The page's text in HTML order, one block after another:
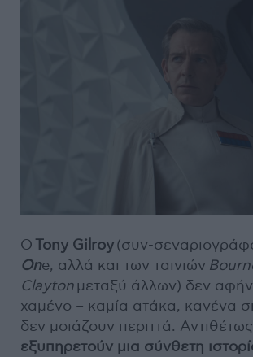
Ο Tony Gilroy(συν-
One, αλλά και των ταινιών
Claytonμεταξύ άλλων) δεν
χαμένο – καμία ατάκα, κανένα
δεν μοιάζουν περιττά.
εξυπηρετούν μια σύνθετη